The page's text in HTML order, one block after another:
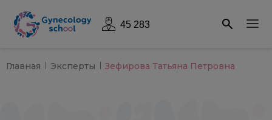
45 283
Главная Эксперты Зефирова Татьяна Петровна